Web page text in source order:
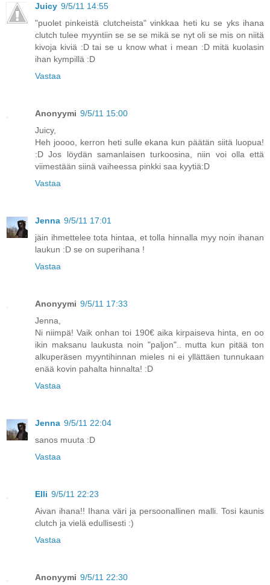
Juicy 9/5/11 14:55
"puolet pinkeistä clutcheista" vinkkaa heti ku se yks ihana
clutch tulee myyntiin se se se mikä se nyt oli se mis on niitä
kivoja kiviä :D tai se u know what i mean :D mitä kuolasin
ihan kympillä :D
Vastaa
Anonyymi 9/5/11 15:00
Juicy,
Heh joooo, kerron heti sulle ekana kun päätän siitä luopua!
:D Jos löydän samanlaisen turkoosina, niin voi olla että
viimestään siinä vaiheessa pinkki saa kyytiä:D
Vastaa
Jenna 9/5/11 17:01
jäin ihmettelee tota hintaa, et tolla hinnalla myy noin ihanan
laukun :D se on superihana !
Vastaa
Anonyymi 9/5/11 17:33
Jenna,
Ni niimpä! Vaik onhan toi 190€ aika kirpaiseva hinta, en oo
ikin maksanu laukusta noin "paljon".. mutta kun pitää ton
alkuperäsen myyntihinnan mieles ni ei yllättäen tunnukaan
enää kovin pahalta hinnalta! :D
Vastaa
Jenna 9/5/11 22:04
sanos muuta :D
Vastaa
Elli 9/5/11 22:23
Aivan ihana!! Ihana väri ja persoonallinen malli. Tosi kaunis
clutch ja vielä edullisesti :)
Vastaa
Anonyymi 9/5/11 22:30